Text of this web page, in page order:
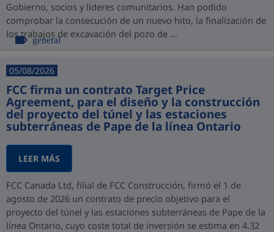
Gobierno, socios y lideres comunitarios. Han podido
comprobar la consecución de un nuevo hito, la finalización de
los trabajos de excavación del pozo de ...
general
05/08/2026
FCC firma un contrato Target Price
Agreement, para el diseño y la construcción
del proyecto del túnel y las estaciones
subterráneas de Pape de la línea Ontario
LEER MÁS
FCC Canada Ltd, filial de FCC Construcción, firmó el 1 de
agosto de 2026 un contrato de precio objetivo para el
proyecto del túnel y las estaciones subterráneas de Pape de la
línea Ontario, cuyo coste total de inversión se estima en 4.32